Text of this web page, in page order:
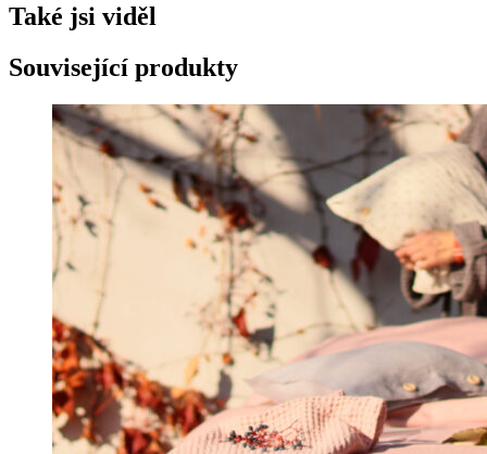
Také jsi viděl
Související produkty